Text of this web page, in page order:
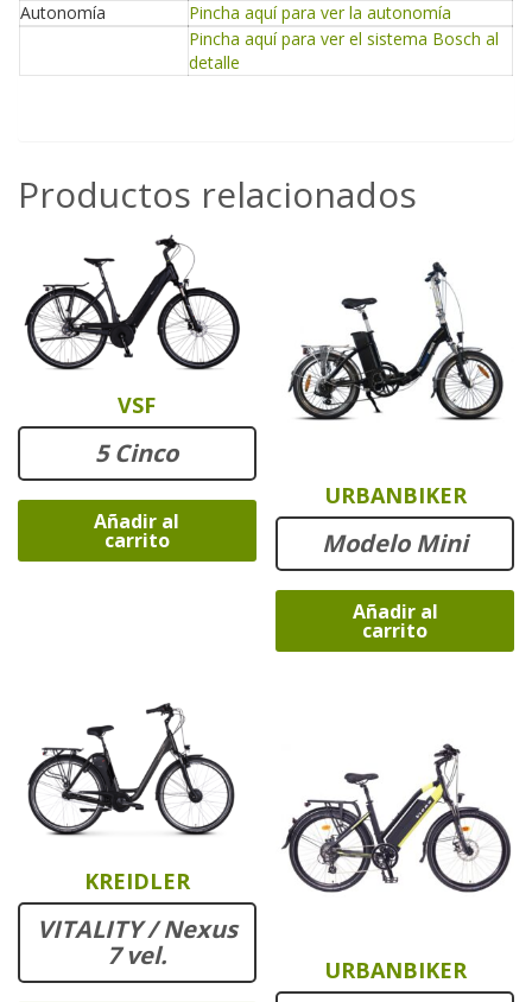
Autonomía
Pincha aquí para ver la autonomía
Pincha aquí para ver el sistema Bosch al
detalle
Productos relacionados
VSF
5 Cinco
Añadir al
carrito
URBANBIKER
Modelo Mini
Añadir al
carrito
KREIDLER
VITALITY / Nexus
7 vel.
URBANBIKER